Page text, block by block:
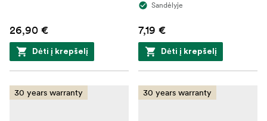
26,90 €
Dėti į krepšelį
Sandėlyje
7,19 €
Dėti į krepšelį
30 years warranty 30 years warranty